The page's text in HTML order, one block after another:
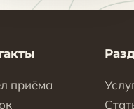
приёма